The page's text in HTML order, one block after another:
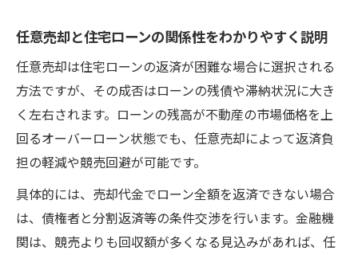
任意売却と住宅ローンの関係性をわかりやすく説明
任意売却は住宅ローンの返済が困難な場合に選択される
方法ですが、その成否はローンの残債や滞納状況に大き
く左右されます。ローンの残高が不動産の市場価格を上
回るオーバーローン状態でも、任意売却によって返済負
担の軽減や競売回避が可能です。
具体的には、売却代金でローン全額を返済できない場合
は、債権者と分割返済等の条件交渉を行います。金融機
関は、競売よりも回収額が多くなる見込みがあれば、任